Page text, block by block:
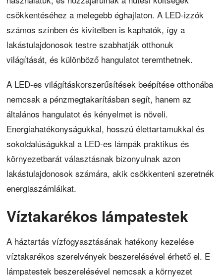
csökkentéséhez a melegebb éghajlaton. A LED-izzók
számos színben és kivitelben is kaphatók, így a
lakástulajdonosok testre szabhatják otthonuk
világítását, és különböző hangulatot teremthetnek.
A LED-es világításkorszerűsítések beépítése otthonába
nemcsak a pénzmegtakarításban segít, hanem az
általános hangulatot és kényelmet is növeli.
Energiahatékonyságukkal, hosszú élettartamukkal és
sokoldalúságukkal a LED-es lámpák praktikus és
környezetbarát választásnak bizonyulnak azon
lakástulajdonosok számára, akik csökkenteni szeretnék
energiaszámláikat.
Víztakarékos lámpatestek
A háztartás vízfogyasztásának hatékony kezelése
víztakarékos szerelvények beszerelésével érhető el. E
lámpatestek beszerelésével nemcsak a környezet